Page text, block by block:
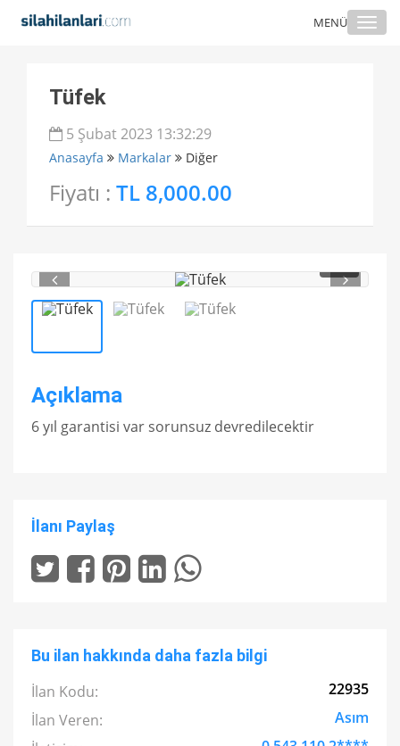
MENÜ
Tüfek
5 Şubat 2023 13:32:29
Anasayfa Markalar Diğer
Fiyatı : TL 8,000.00
1/ 3
Açıklama
6 yıl garantisi var sorunsuz devredilecektir
İlanı Paylaş
Bu ilan hakkında daha fazla bilgi
İlan Kodu:
22935
İlan Veren:
Asım